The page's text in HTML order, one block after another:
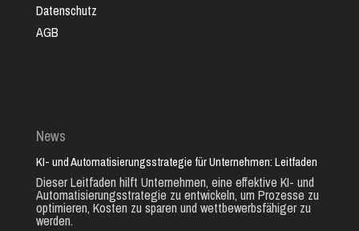
Datenschutz
AGB
News
KI- und Automatisierungsstrategie für Unternehmen: Leitfaden
Dieser Leitfaden hilft Unternehmen, eine effektive KI- und
Automatisierungsstrategie zu entwickeln, um Prozesse zu
optimieren, Kosten zu sparen und wettbewerbsfähiger zu
werden.